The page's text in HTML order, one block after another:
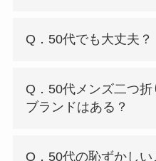
Q．50代でも大丈夫？
Q．50代メンズ二つ
ブランドはある？
Q．50代の恥ずかしい